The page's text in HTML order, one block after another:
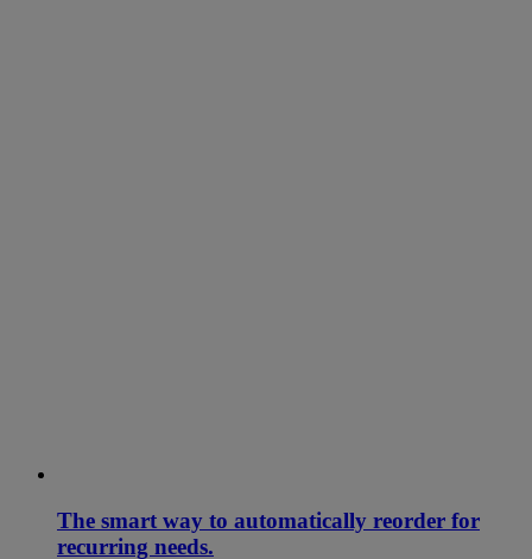
The smart way to automatically reorder for
recurring needs.